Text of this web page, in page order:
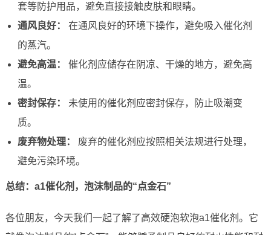
套等防护用品，避免直接接触皮肤和眼睛。
通风良好：
在通风良好的环境下操作，避免吸入催化剂
的蒸汽。
避免高温：
催化剂应储存在阴凉、干燥的地方，避免高
温。
密封保存：
未使用的催化剂应密封保存，防止吸潮变
质。
废弃物处理：
废弃的催化剂应按照相关法规进行处理，
避免污染环境。
总结：a1催化剂，泡沫制品的“点金石”
各位朋友，今天我们一起了解了高效硬泡软泡a1催化剂。它